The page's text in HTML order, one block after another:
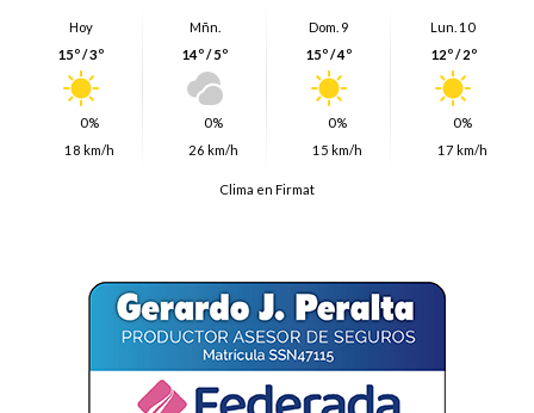
Hoy
15º / 3º
0%
18 km/h
Mñn.
14º / 5º
0%
26 km/h
Dom. 9
15º / 4º
0%
15 km/h
Lun. 10
12º / 2º
0%
17 km/h
Clima en Firmat